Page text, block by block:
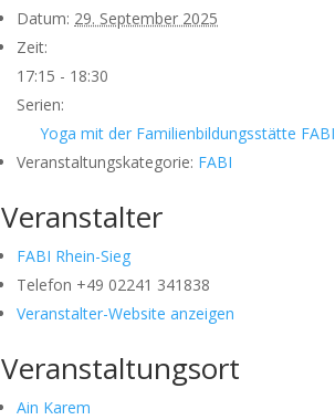
Datum: 29. September 2025
Zeit:
17:15 - 18:30
Serien:
Yoga mit der Familienbildungsstätte FABI
Veranstaltungskategorie: FABI
Veranstalter
FABI Rhein-Sieg
Telefon +49 02241 341838
Veranstalter-Website anzeigen
Veranstaltungsort
Ain Karem